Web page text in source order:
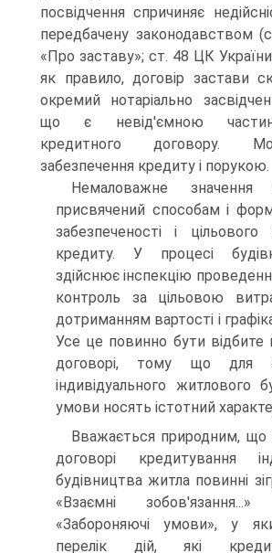
посвідчення спричиняє
передбачену законодавством
«Про заставу»; ст. 48 ЦК
як правило, договір застави
окремий нотаріально
що є невід'ємною
кредитного договору.
забезпечення кредиту і порукою.
Немаловажне значення
присвячений способам і
забезпеченості і цільового
кредиту. У процесі
здійснює інспекцію
контроль за цільовою
дотриманням вартості і
Усе це повинно бути
договорі, тому що для
індивідуального житлового
умови носять істотний
Вважається природним, що
договорі кредитування
будівництва житла повинні
«Взаємні
«Забороняючі умови», у
перелік дій, які